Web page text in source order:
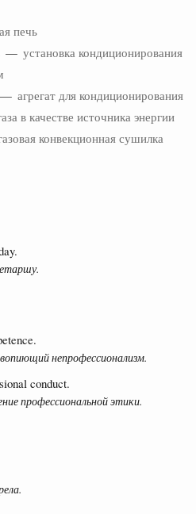
печь
— установка кондиционирования
— агрегат для кондиционирования
в качестве источника энергии
конвекционная сушилка
непрофессионализм.
conduct.
профессиональной этики.